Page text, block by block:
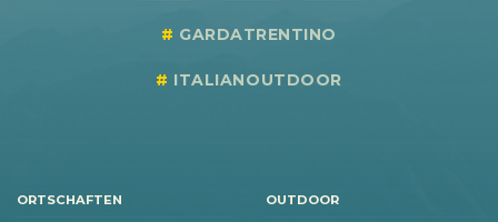
GARDATRENTINO
ITALIANOUTDOOR
ORTSCHAFTEN OUTDOOR